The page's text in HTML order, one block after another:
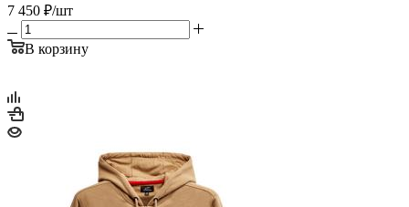
7 450 ₽/шт
В корзину